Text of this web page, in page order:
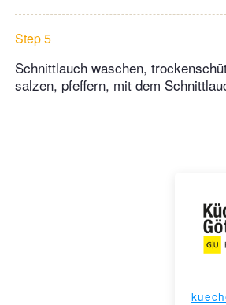
Step 5
Schnittlauch waschen,
salzen, pfeffern, mit dem